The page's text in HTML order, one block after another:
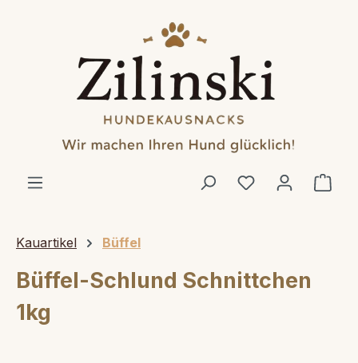
Kauartikel Büffel
Büffel-Schlund Schnittchen
1kg